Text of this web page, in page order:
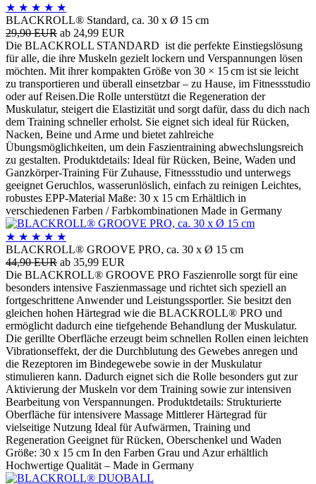
★ ★ ★ ★ ★
BLACKROLL® Standard, ca. 30 x Ø 15 cm
29,90 EUR ab 24,99 EUR
Die BLACKROLL STANDARD ist die perfekte Einstiegslösung
für alle, die ihre Muskeln gezielt lockern und Verspannungen lösen
möchten. Mit ihrer kompakten Größe von 30 × 15 cm ist sie leicht
zu transportieren und überall einsetzbar – zu Hause, im Fitnessstudio
oder auf Reisen.Die Rolle unterstützt die Regeneration der
Muskulatur, steigert die Elastizität und sorgt dafür, dass du dich nach
dem Training schneller erholst. Sie eignet sich ideal für Rücken,
Nacken, Beine und Arme und bietet zahlreiche
Übungsmöglichkeiten, um dein Faszientraining abwechslungsreich
zu gestalten. Produktdetails: Ideal für Rücken, Beine, Waden und
Ganzkörper-Training Für Zuhause, Fitnessstudio und unterwegs
geeignet Geruchlos, wasserunlöslich, einfach zu reinigen Leichtes,
robustes EPP-Material Maße: 30 x 15 cm Erhältlich in
verschiedenen Farben / Farbkombinationen Made in Germany
★ ★ ★ ★ ★
BLACKROLL® GROOVE PRO, ca. 30 x Ø 15 cm
44,90 EUR ab 35,99 EUR
Die BLACKROLL® GROOVE PRO Faszienrolle sorgt für eine
besonders intensive Faszienmassage und richtet sich speziell an
fortgeschrittene Anwender und Leistungssportler. Sie besitzt den
gleichen hohen Härtegrad wie die BLACKROLL® PRO und
ermöglicht dadurch eine tiefgehende Behandlung der Muskulatur.
Die gerillte Oberfläche erzeugt beim schnellen Rollen einen leichten
Vibrationseffekt, der die Durchblutung des Gewebes anregen und
die Rezeptoren im Bindegewebe sowie in der Muskulatur
stimulieren kann. Dadurch eignet sich die Rolle besonders gut zur
Aktivierung der Muskeln vor dem Training sowie zur intensiven
Bearbeitung von Verspannungen. Produktdetails: Strukturierte
Oberfläche für intensivere Massage Mittlerer Härtegrad für
vielseitige Nutzung Ideal für Aufwärmen, Training und
Regeneration Geeignet für Rücken, Oberschenkel und Waden
Größe: 30 x 15 cm In den Farben Grau und Azur erhältlich
Hochwertige Qualität – Made in Germany